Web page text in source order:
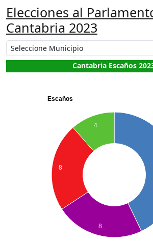
Elecciones al
Cantabria 2023
Cantabria Escaños
Escaños
4
8
8